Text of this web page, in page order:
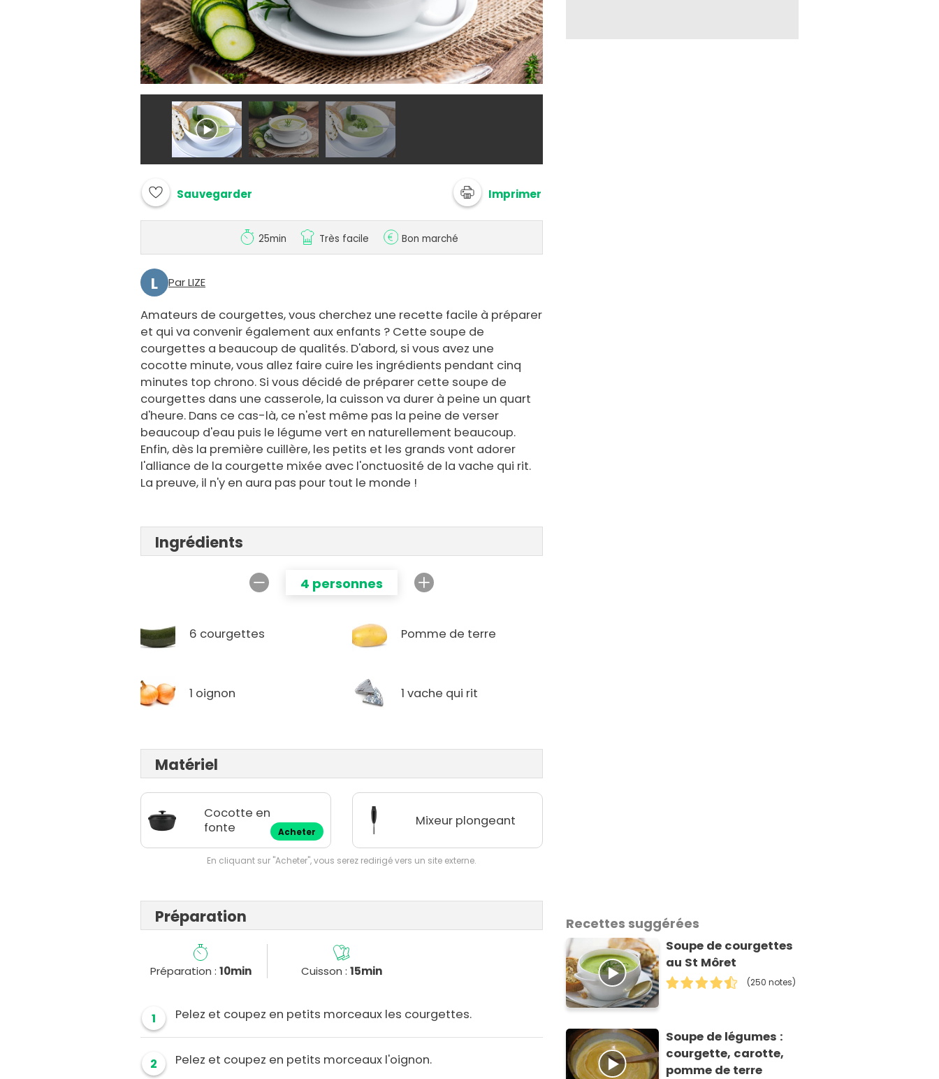
Sauvegarder Imprimer
25min Très facile Bon marché
L Par LIZE
Amateurs de courgettes, vous cherchez une recette facile à préparer
et qui va convenir également aux enfants ? Cette soupe de
courgettes a beaucoup de qualités. D'abord, si vous avez une
cocotte minute, vous allez faire cuire les ingrédients pendant cinq
minutes top chrono. Si vous décidé de préparer cette soupe de
courgettes dans une casserole, la cuisson va durer à peine un quart
d'heure. Dans ce cas-là, ce n'est même pas la peine de verser
beaucoup d'eau puis le légume vert en naturellement beaucoup.
Enfin, dès la première cuillère, les petits et les grands vont adorer
l'alliance de la courgette mixée avec l'onctuosité de la vache qui rit.
La preuve, il n'y en aura pas pour tout le monde !
Ingrédients
4 personnes
6 courgettes Pomme de terre
1 oignon 1 vache qui rit
Matériel
Cocotte en
fonte
Acheter
Mixeur plongeant
En cliquant sur "Acheter", vous serez redirigé vers un site externe.
Préparation
Préparation : 10min Cuisson :15min
1 Pelez et coupez en petits morceaux les courgettes.
2 Pelez et coupez en petits morceaux l'oignon.
Recettes suggérées
Soupe de courgettes
au St Môret
(250 notes)
Soupe de légumes :
courgette, carotte,
pomme de terre